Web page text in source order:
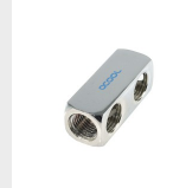
Noir
Or
Rouge